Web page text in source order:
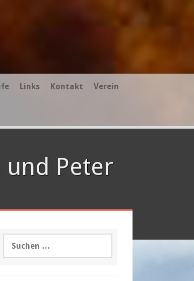
Links Kontakt Verein
Peter
nach: